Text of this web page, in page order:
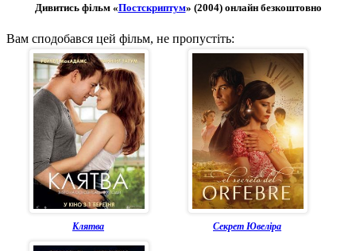
Дивитись фільм «Постскриптум» (2004) онлайн безкоштовно
Вам сподобався цей фільм, не пропустіть:
Клятва Секрет Ювеліра